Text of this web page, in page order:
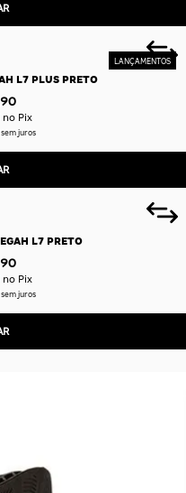
L7 PLUS PRETO
no Pix
sem juros
L7 PRETO
no Pix
sem juros